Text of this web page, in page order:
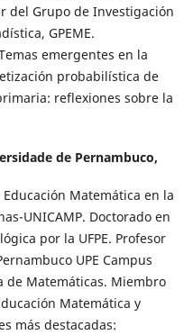
del Grupo de Investigación
GPEME.
emergentes en la
probabilística de
reflexiones sobre la
de Pernambuco,
Matemática en la
UNICAMP. Doctorado en
por la UFPE. Profesor
UPE Campus
de Matemáticas. Miembro
Matemática y
más destacadas: